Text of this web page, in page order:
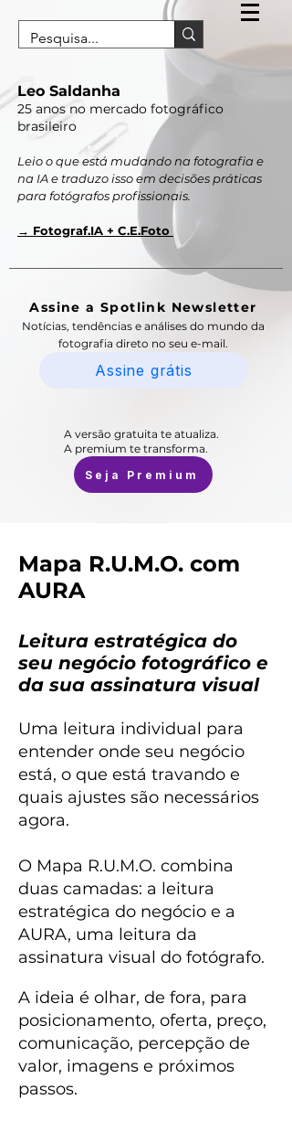
Leo Saldanha
25 anos no mercado fotográfico
brasileiro
Leio o que está mudando na fotografia e
na IA e traduzo isso em decisões práticas
para fotógrafos profissionais.
→ Fotograf.IA + C.E.Foto
Assine a Spotlink Newsletter
Notícias, tendências e análises do mundo da
fotografia direto no seu e-mail.
Assine grátis
A versão gratuita te atualiza.
A premium te transforma.
Seja Premium
Mapa R.U.M.O. com
AURA
Leitura estratégica do
seu negócio fotográfico e
da sua assinatura visual
Uma leitura individual para
entender onde seu negócio
está, o que está travando e
quais ajustes são necessários
agora.
O Mapa R.U.M.O. combina
duas camadas: a leitura
estratégica do negócio e a
AURA, uma leitura da
assinatura visual do fotógrafo.
A ideia é olhar, de fora, para
posicionamento, oferta, preço,
comunicação, percepção de
valor, imagens e próximos
passos.